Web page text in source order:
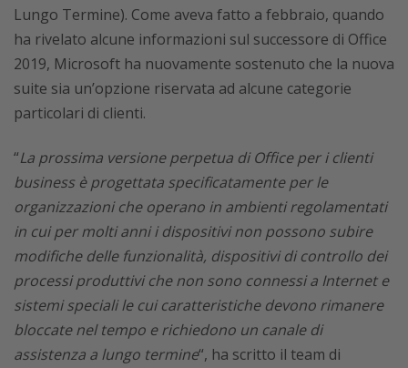
Lungo Termine). Come aveva fatto a febbraio, quando
ha rivelato alcune informazioni sul successore di Office
2019, Microsoft ha nuovamente sostenuto che la nuova
suite sia un’opzione riservata ad alcune categorie
particolari di clienti.
“La prossima versione perpetua di Office per i clienti
business è progettata specificatamente per le
organizzazioni che operano in ambienti regolamentati
in cui per molti anni i dispositivi non possono subire
modifiche delle funzionalità, dispositivi di controllo dei
processi produttivi che non sono connessi a Internet e
sistemi speciali le cui caratteristiche devono rimanere
bloccate nel tempo e richiedono un canale di
assistenza a lungo termine“, ha scritto il team di